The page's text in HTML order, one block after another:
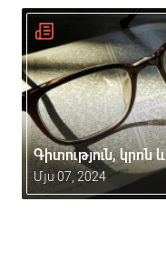
Գիտություն, կրոն
Մյս 07, 2024